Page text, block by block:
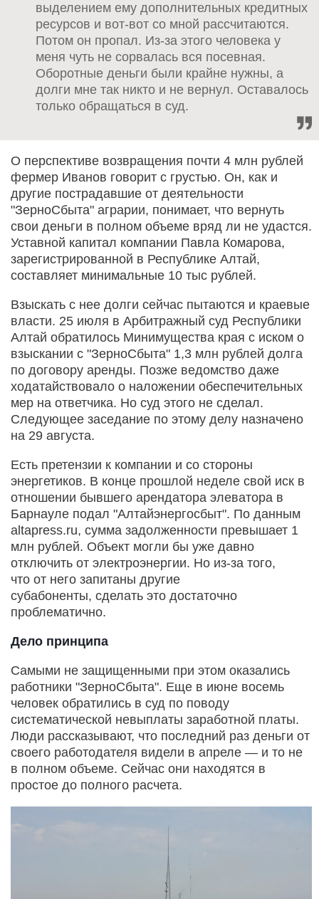
выделением ему дополнительных кредитных
ресурсов и вот-вот со мной рассчитаются.
Потом он пропал. Из-за этого человека у
меня чуть не сорвалась вся посевная.
Оборотные деньги были крайне нужны, а
долги мне так никто и не вернул. Оставалось
только обращаться в суд.
О перспективе возвращения почти 4 млн рублей
фермер Иванов говорит с грустью. Он, как и
другие пострадавшие от деятельности
"ЗерноСбыта" аграрии, понимает, что вернуть
свои деньги в полном объеме вряд ли не удастся.
Уставной капитал компании Павла Комарова,
зарегистрированной в Республике Алтай,
составляет минимальные 10 тыс рублей.
Взыскать с нее долги сейчас пытаются и краевые
власти. 25 июля в Арбитражный суд Республики
Алтай обратилось Минимущества края с иском о
взыскании с "ЗерноСбыта" 1,3 млн рублей долга
по договору аренды. Позже ведомство даже
ходатайствовало о наложении обеспечительных
мер на ответчика. Но суд этого не сделал.
Следующее заседание по этому делу назначено
на 29 августа.
Есть претензии к компании и со стороны
энергетиков. В конце прошлой неделе свой иск в
отношении бывшего арендатора элеватора в
Барнауле подал "Алтайэнергосбыт". По данным
altapress.ru, сумма задолженности превышает 1
млн рублей. Объект могли бы уже давно
отключить от электроэнергии. Но из-за того,
что от него запитаны другие
субабоненты, сделать это достаточно
проблематично.
Дело принципа
Самыми не защищенными при этом оказались
работники "ЗерноСбыта". Еще в июне восемь
человек обратились в суд по поводу
систематической невыплаты заработной платы.
Люди рассказывают, что последний раз деньги от
своего работодателя видели в апреле — и то не
в полном объеме. Сейчас они находятся в
простое до полного расчета.